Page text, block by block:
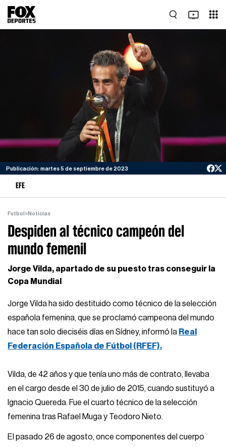
Publicación: martes 5 de septiembre de 2023
EFE
Futbol >Noticias
Despiden al técnico campeón del
mundo femenil
Jorge Vilda, apartado de su puesto tras conseguir la
Copa Mundial
Jorge Vilda ha sido destituido como técnico de la selección
española femenina, que se proclamó campeona del mundo
hace tan solo dieciséis días en Sídney, informó la Real
Federación Española de Fútbol (RFEF).
Vilda, de 42 años y que tenía uno más de contrato, llevaba
en el cargo desde el 30 de julio de 2015, cuando sustituyó a
Ignacio Quereda. Fue el cuarto técnico de la selección
femenina tras Rafael Muga y Teodoro Nieto.
El pasado 26 de agosto, once componentes del cuerpo